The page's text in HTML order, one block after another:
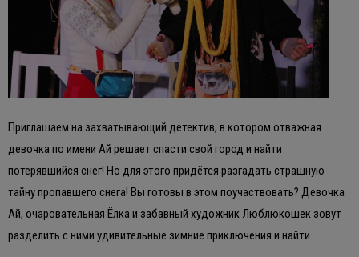
Приглашаем на захватывающий детектив, в котором отважная
девочка по имени Ай решает спасти свой город и найти
потерявшийся снег! Но для этого придётся разгадать страшную
тайну пропавшего снега! Вы готовы в этом поучаствовать? Девочка
Ай, очаровательная Ёлка и забавный художник Люблюкошек зовут
разделить с ними удивительные зимние приключения и найти…